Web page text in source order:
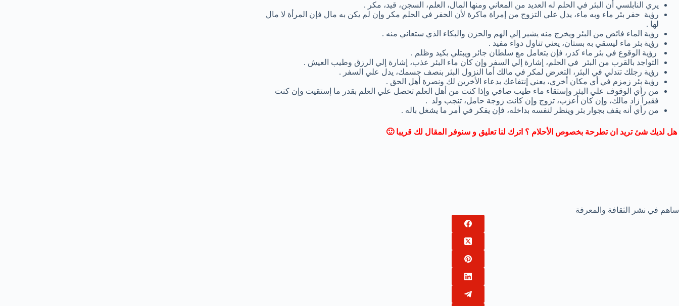
يري النابلسي أن البئر في الحلم له العديد من المعاني ومنها المال، العلم، السجن، قيد، مكر .
رؤية حفر بئر ماء وبه ماء، يدل علي التزوج من إمراة ماكرة لأن الحفر في الحلم مكر وإن لم يكن به مال فإن المرأة لا مال
لها .
رؤية الماء فائض من البئر ويخرج منه يشير إلي الهم والحزن والبكاء الذي ستعاني منه .
رؤية بئر ماء ليسقي به بستان، يعني تناول دواء مفيد .
رؤية الوقوع في بئر ماء كدر، فإن يتعامل مع سلطان جائر ويبتلي بكيد وظلم .
التواجد بالقرب من البئر في الحلم، إشارة إلي السفر وإن كان ماء البئر عذب، إشارة إلي الرزق وطيب العيش .
رؤية رجلك تتدلي في البئر، التعرض لمكر في مالك أما النزول البئر بنصف جسمك، يدل علي السفر .
رؤية بئر زمزم في أي مكان أخري، يعني إنتفاعك بدعاء الأخرين لك ونصرة أهل الحق .
من رأي الوقوف علي البئر وإستقاء ماء طيب صافي وإذا كنت من أهل العلم تحصل علي العلم بقدر ما إستقيت وإن كنت
فقيراً زاد مالك، وإن كان أعزب، تزوج وإن كانت زوجة حامل، تنجب ولد .
من رأي أنه يقف بجوار بئر وينظر لنفسه بداخله، فإن يفكر في أمر ما يشغل باله .
هل لديك شئ تريد ان تطرحة بخصوص الأحلام ؟ اترك لنا تعليق و سنوفر المقال لك قريبا 🙂
ساهم في نشر الثقافة والمعرفة